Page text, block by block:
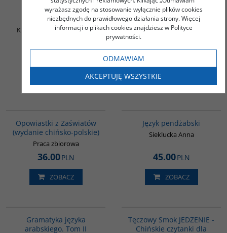
Podstawy języka
arabskiego
Król Iwona / Hasan Adnan
Język wietnamski -
Podręcznik - Część I - Kurs
podstawowy
Halik Teresa / Hoang Thu
Opowiastki z Zaświatów
(wydanie chińsko-polskie)
Praca zbiorowa
36.00PLN
ZOBACZ
Język pendżabski
Sieklucka Anna
45.00PLN
ZOBACZ
Gramatyka języka
arabskiego. Tom II
Tęczowy Smok JEDZENIE -
Chińskie czytanki dla
wyrażasz zgodę na stosowanie wyłącznie plików cookies
niezbędnych do prawidłowego działania strony. Więcej
informacji o plikach cookies znajdziesz w Polityce
prywatności.
ODMAWIAM
AKCEPTUJĘ WSZYSTKIE